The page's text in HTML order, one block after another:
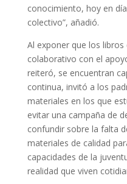
conocimiento, hoy en
colectivo”, añadió.
Al exponer que los
colaborativo con el
reiteró, se encuentran
continua, invitó a los
materiales en los que
evitar una campaña de
confundir sobre la falta
materiales de calidad
capacidades de la
realidad que viven